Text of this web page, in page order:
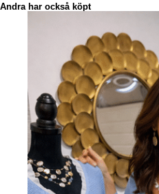
Andra har också köpt